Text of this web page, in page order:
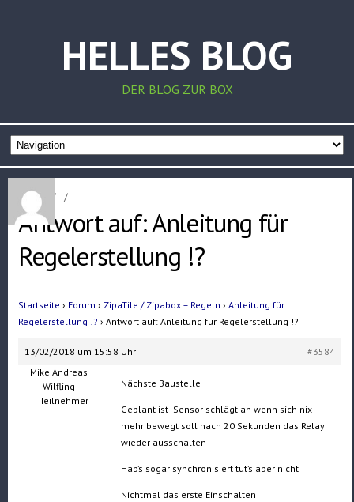
HELLES BLOG
DER BLOG ZUR BOX
Home / /
Antwort auf: Anleitung für
Regelerstellung !?
Startseite › Forum › ZipaTile / Zipabox – Regeln › Anleitung für
Regelerstellung !? › Antwort auf: Anleitung für Regelerstellung !?
13/02/2018 um 15:58 Uhr
#3584
Mike Andreas
Wilfling
Teilnehmer
Nächste Baustelle
Geplant ist Sensor schlägt an wenn sich nix
mehr bewegt soll nach 20 Sekunden das Relay
wieder ausschalten
Hab’s sogar synchronisiert tut’s aber nicht
Nichtmal das erste Einschalten